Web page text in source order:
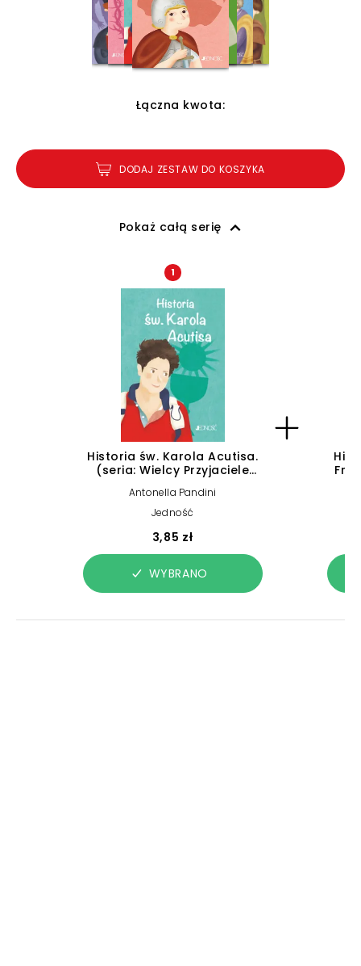
Łączna kwota:
DODAJ ZESTAW DO KOSZYKA
Pokaż całą serię
1
Historia św. Karola Acutisa.
(seria: Wielcy Przyjaciele
Antonella Pandini
Jedność
3,85 zł
WYBRANO